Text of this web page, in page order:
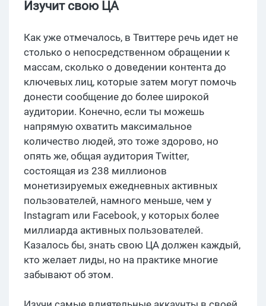
Изучит свою ЦА
Как уже отмечалось, в Твиттере речь идет не
столько о непосредственном обращении к
массам, сколько о доведении контента до
ключевых лиц, которые затем могут помочь
донести сообщение до более широкой
аудитории. Конечно, если ты можешь
напрямую охватить максимальное
количество людей, это тоже здорово, но
опять же, общая аудитория Twitter,
состоящая из 238 миллионов
монетизируемых ежедневных активных
пользователей, намного меньше, чем у
Instagram или Facebook, у которых более
миллиарда активных пользователей.
Казалось бы, знать свою ЦА должен каждый,
кто желает лиды, но на практике многие
забывают об этом.